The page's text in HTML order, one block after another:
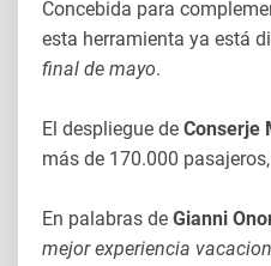
Concebida para
esta herramienta ya está
final de mayo.
El despliegue de Conserje
más de 170.000
En palabras de Gianni
mejor experiencia